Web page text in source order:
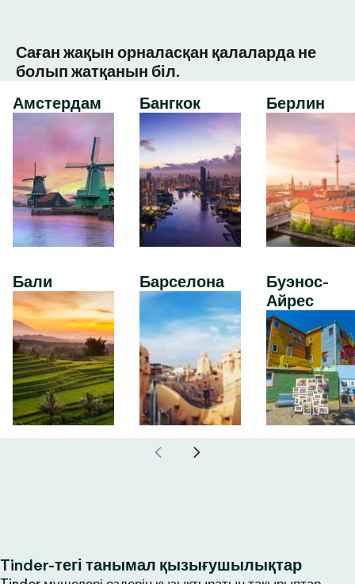
Саған жақын орналасқан қалаларда не
болып жатқанын біл.
Амстердам
Бали
Бангкок
Барселона
Берлин
Буэнос-
Айрес
Tinder-тегі танымал қызығушылықтар